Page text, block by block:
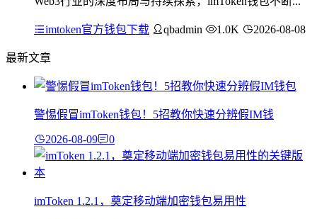
imtoken官方钱包下载 qbadmin 1.0K 2026-08-08
最新文章
警惕假冒imToken钱包！5招教你快速分辨假IM钱
2026-08-09 0
imToken 1.2.1，奠定移动端加密钱包易用性